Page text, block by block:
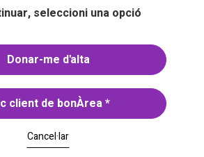
seleccioni una opció
Donar-me d'alta
client de bonÀrea*
Cancel·lar